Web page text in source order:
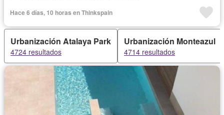
Hace 6 días, 10 horas en Thinkspain
Urbanización Atalaya Park
4724 resultados
Urbanización Monteazul
4714 resultados